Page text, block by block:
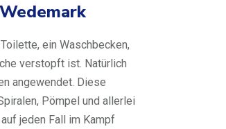
ein Waschbecken,
verstopft ist. Natürlich
angewendet. Diese
Pömpel und allerlei
jeden Fall im Kampf